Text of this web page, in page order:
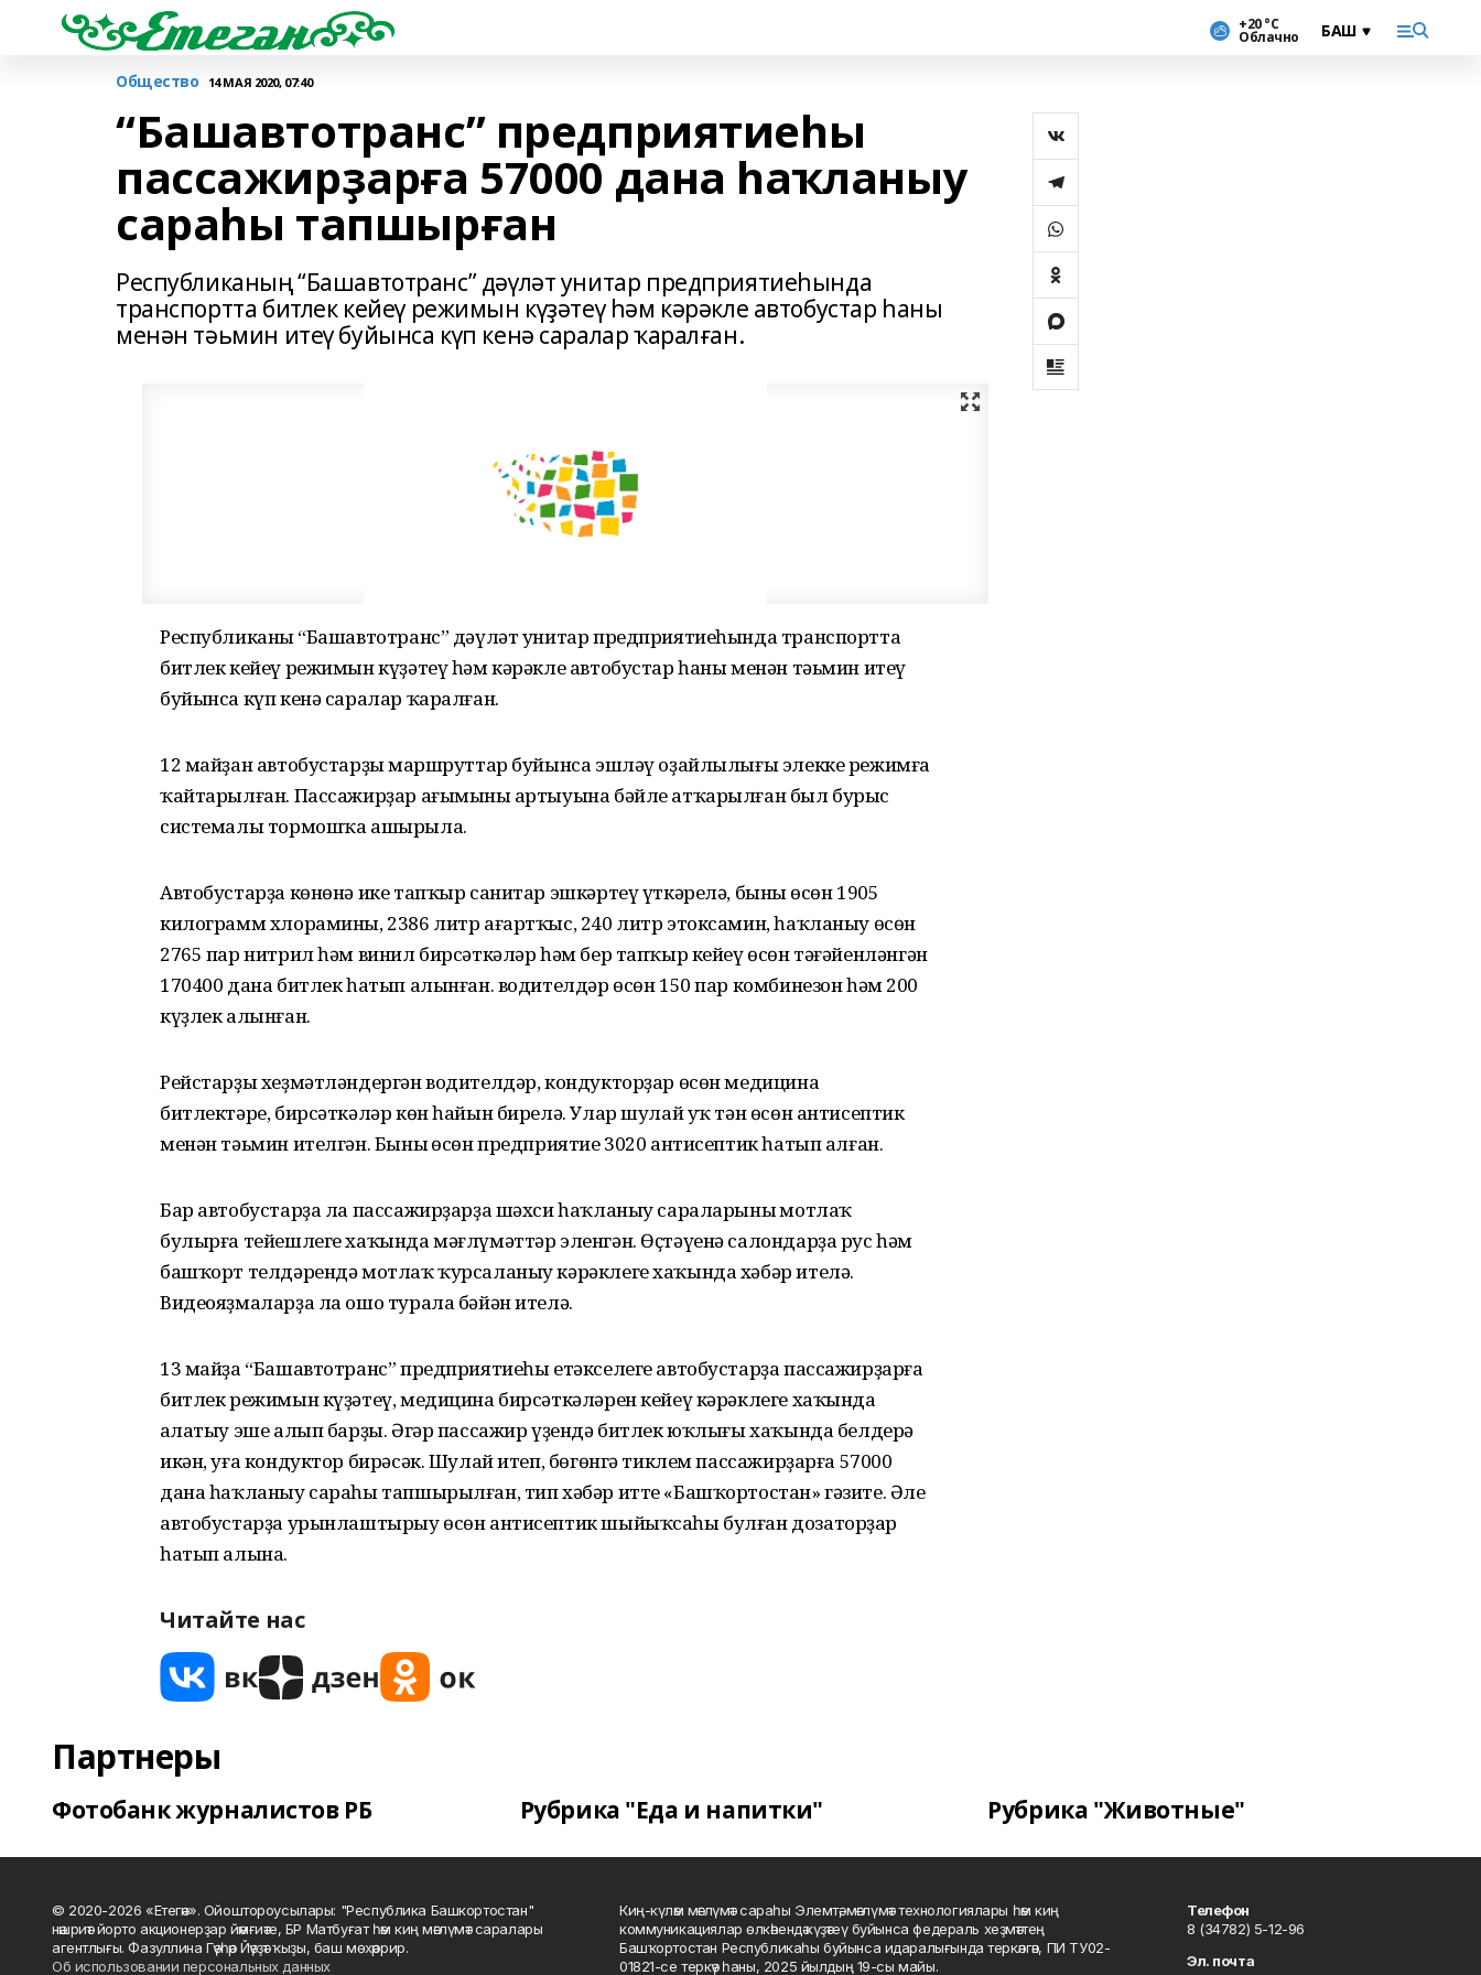
+20 °С
Облачно
Общество 14 МАЯ 2020, 07:40
“Башавтотранс” предприятиеһы
пассажирҙарға 57000 дана һаҡланыу
сараһы тапшырған
Республиканың “Башавтотранс” дәүләт унитар предприятиеһында
транспортта битлек кейеү режимын күҙәтеү һәм кәрәкле автобустар һаны
менән тәьмин итеү буйынса күп кенә саралар ҡаралған.
Республиканың “Башавтотранс” дәүләт унитар предприятиеһында транспортта
битлек кейеү режимын күҙәтеү һәм кәрәкле автобустар һаны менән тәьмин итеү
буйынса күп кенә саралар ҡаралған.
12 майҙан автобустарҙың маршруттар буйынса эшләү оҙайлылығы элекке режимға
ҡайтарылған. Пассажирҙар ағымының артыуына бәйле атҡарылған был бурыс
системалы тормошҡа ашырыла.
Автобустарҙа көнөнә ике тапҡыр санитар эшкәртеү үткәрелә, бының өсөн 1905
килограмм хлорамины, 2386 литр ағартҡыс, 240 литр этоксамин, һаҡланыу өсөн
2765 пар нитрил һәм винил бирсәткәләр һәм бер тапҡыр кейеү өсөн тәғәйенләнгән
170400 дана битлек һатып алынған. водителдәр өсөн 150 пар комбинезон һәм 200
күҙлек алынған.
Рейстарҙы хеҙмәтләндергән водителдәр, кондукторҙар өсөн медицина
битлектәре, бирсәткәләр көн һайын бирелә. Улар шулай уҡ тән өсөн антисептик
менән тәьмин ителгән. Бының өсөн предприятие 3020 антисептик һатып алған.
Бар автобустарҙа ла пассажирҙарҙа шәхси һаҡланыу сараларының мотлаҡ
булырға тейешлеге хаҡында мәғлүмәттәр эленгән. Өҫтәүенә салондарҙа рус һәм
башҡорт телдәрендә мотлаҡ ҡурсаланыу кәрәклеге хаҡында хәбәр ителә.
Видеояҙмаларҙа ла ошо турала бәйән ителә.
13 майҙа “Башавтотранс” предприятиеһы етәкселеге автобустарҙа пассажирҙарға
битлек режимын күҙәтеү, медицина бирсәткәләрен кейеү кәрәклеге хаҡында
аңлатыу эше алып барҙы. Әгәр пассажир үҙендә битлек юҡлығы хаҡында белдерә
икән, уға кондуктор бирәсәк. Шулай итеп, бөгөнгә тиклем пассажирҙарға 57000
дана һаҡланыу сараһы тапшырылған, тип хәбәр итте «Башҡортостан» гәзите. Әле
автобустарҙа урынлаштырыу өсөн антисептик шыйыҡсаһы булған дозаторҙар
һатып алына.
Читайте нас
Партнеры
Фотобанк журналистов РБ Рубрика "Еда и напитки" Рубрика "Животные"
© 2020-2026 «Етегән». Ойоштороусылары: "Республика Башкортостан"
нәшриәт йорто акционерҙар йәмғиәте, БР Матбуғат һәм киң мәғлүмәт саралары
агентлығы. Фазуллина Гәүһәр Йәүҙәт ҡыҙы, баш мөхәррир.
Об использовании персональных данных
Киң-күләм мәғлүмәт сараһы Элемтә, мәғлүмәт технологиялары һәм киң
коммуникациялар өлкәһендә күҙәтеү буйынса федераль хеҙмәттең
Башҡортостан Республикаһы буйынса идаралығында теркәлгән, ПИ ТУ02-
01821-се теркәү һаны, 2025 йылдың 19-сы майы.
Телефон
8 (34782) 5-12-96
Эл. почта